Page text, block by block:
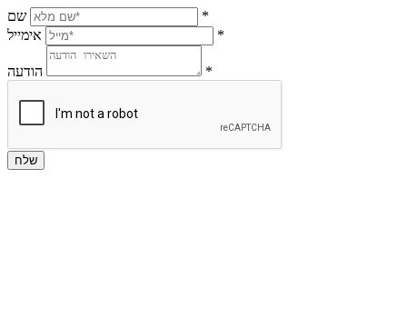
שם
*
אימייל
*
הודעה *
שלח